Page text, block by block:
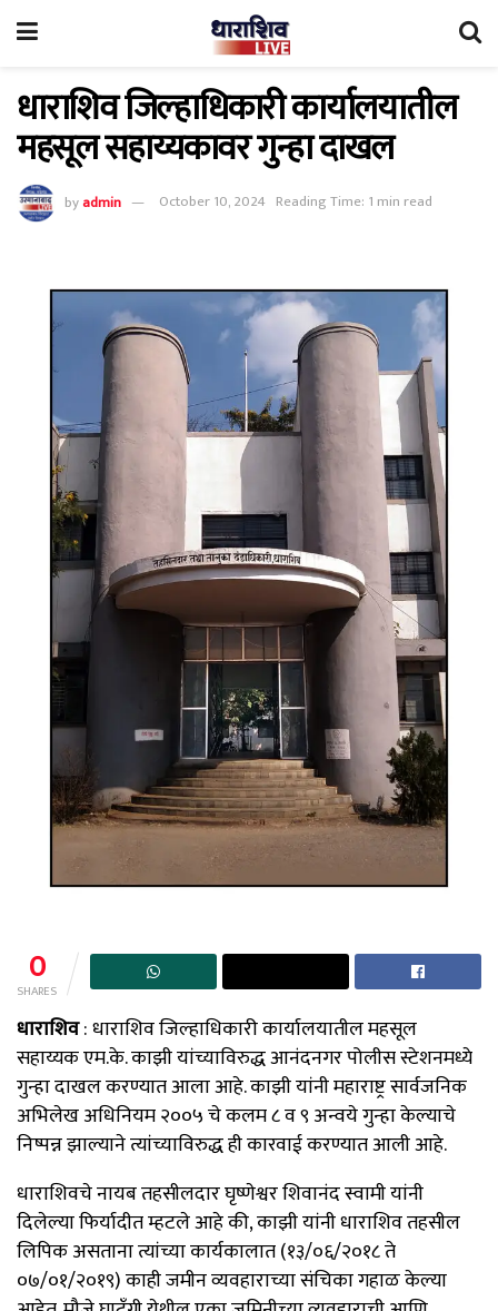
धाराशिव जिल्हाधिकारी कार्यालयातील
महसूल सहाय्यकावर गुन्हा दाखल
byadmin October 10, 2024 Reading Time: 1 min read
0
SHARES
धाराशिव: धाराशिव जिल्हाधिकारी कार्यालयातील महसूल
सहाय्यक एम.के. काझी यांच्याविरुद्ध आनंदनगर पोलीस स्टेशनमध्ये
गुन्हा दाखल करण्यात आला आहे. काझी यांनी महाराष्ट्र सार्वजनिक
अभिलेख अधिनियम २००५ चे कलम ८ व ९ अन्वये गुन्हा केल्याचे
निष्पन्न झाल्याने त्यांच्याविरुद्ध ही कारवाई करण्यात आली आहे.
धाराशिवचे नायब तहसीलदार घृष्णेश्वर शिवानंद स्वामी यांनी
दिलेल्या फिर्यादीत म्हटले आहे की, काझी यांनी धाराशिव तहसील
लिपिक असताना त्यांच्या कार्यकालात (१३/०६/२०१८ ते
०७/०१/२०१९) काही जमीन व्यवहाराच्या संचिका गहाळ केल्या